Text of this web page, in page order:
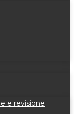
e revisione